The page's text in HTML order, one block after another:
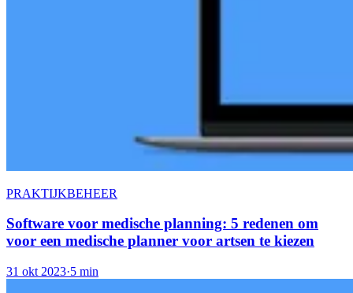
PRAKTIJKBEHEER
Software voor medische planning: 5 redenen om
voor een medische planner voor artsen te kiezen
31 okt 2023·5 min